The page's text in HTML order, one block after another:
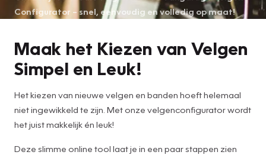
Configurator – snel, eenvoudig en volledig op maat!
Maak het Kiezen van Velgen
Simpel en Leuk!
Het kiezen van nieuwe velgen en banden hoeft helemaal
niet ingewikkeld te zijn. Met onze velgenconfigurator wordt
het juist makkelijk én leuk!
Deze slimme online tool laat je in een paar stappen zien